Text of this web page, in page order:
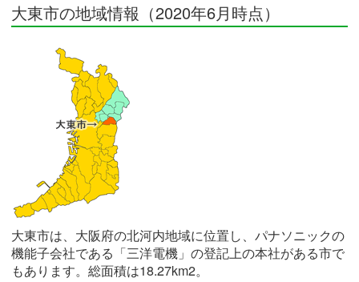
大東市の地域情報（2020年6月時点）
大東市は、大阪府の北河内地域に位置し、パナソニックの
機能子会社である「三洋電機」の登記上の本社がある市で
もあります。総面積は18.27km2。